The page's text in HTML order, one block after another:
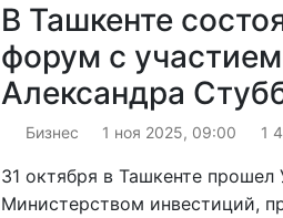
В Ташкенте
форум с
Александра
Бизнес 1 ноя 2025, 09:00 1
31 октября в Ташкенте
Министерством инвестиций,